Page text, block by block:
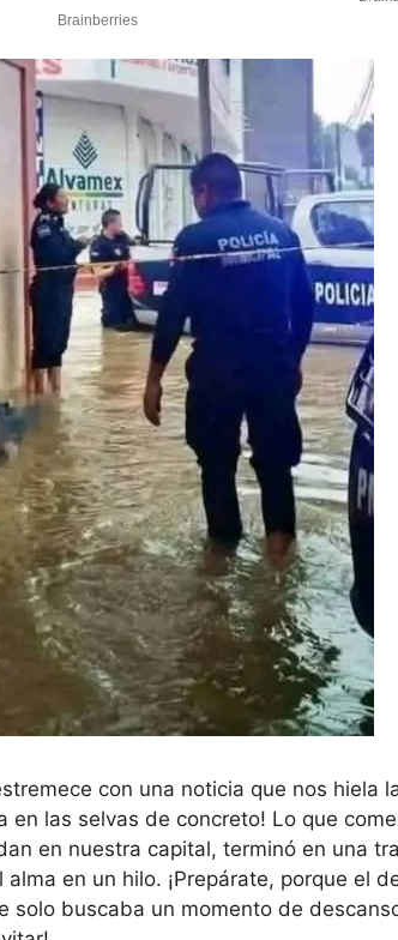
con una noticia que nos hiela
en las selvas de concreto! Lo que
en nuestra capital, terminó en una
en un hilo. ¡Prepárate, porque el
solo buscaba un momento de